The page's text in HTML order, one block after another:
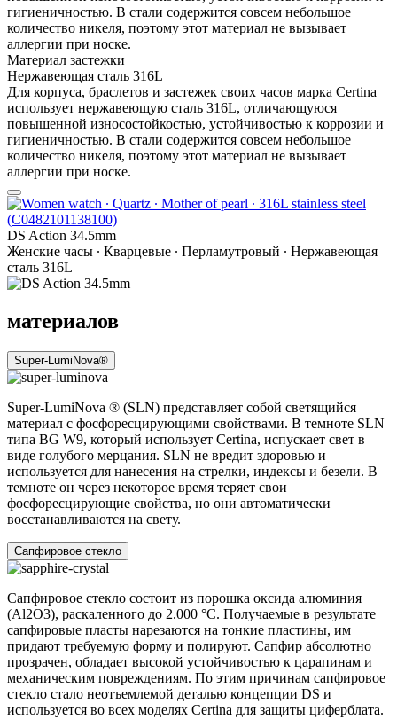
гигиеничностью. В стали содержится совсем небольшое
количество никеля, поэтому этот материал не вызывает
аллергии при носке.
Материал застежки
Нержавеющая сталь 316L
Для корпуса, браслетов и застежек своих часов марка Certina
использует нержавеющую сталь 316L, отличающуюся
повышенной износостойкостью, устойчивостью к коррозии и
гигиеничностью. В стали содержится совсем небольшое
количество никеля, поэтому этот материал не вызывает
аллергии при носке.
DS Action 34.5mm
Женские часы ∙ Кварцевые ∙ Перламутровый ∙ Нержавеющая
сталь 316L
материалов
Super-LumiNova®
Super-LumiNova ® (SLN) представляет собой cветящийся
материал с фосфоресцирующими свойствами. В темноте SLN
типа BG W9, который использует Certina, испускает свет в
виде голубого мерцания. SLN не вредит здоровью и
используется для нанесения на стрелки, индексы и безели. В
темноте он через некоторое время теряет свои
фосфоресцирующие свойства, но они автоматически
восстанавливаются на свету.
Сапфировое стекло
Сапфировое стекло состоит из порошка оксида алюминия
(Al2O3), раскаленного до 2.000 °C. Получаемые в результате
сапфировые пласты нарезаются на тонкие пластины, им
придают требуемую форму и полируют. Сапфир абсолютно
прозрачен, обладает высокой устойчивостью к царапинам и
механическим повреждениям. По этим причинам сапфировое
стекло стало неотъемлемой деталью концепции DS и
используется во всех моделях Certina для защиты циферблата.